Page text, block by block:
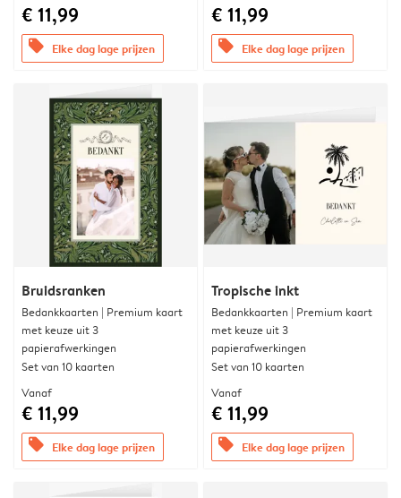
€ 11,99
offers Elke dag lage prijzen
€ 11,99
offers Elke dag lage prijzen
Bruidsranken
Bedankkaarten | Premium kaart
met keuze uit 3
papierafwerkingen
Set van 10 kaarten
Vanaf
€ 11,99
offers Elke dag lage prijzen
Tropische inkt
Bedankkaarten | Premium kaart
met keuze uit 3
papierafwerkingen
Set van 10 kaarten
Vanaf
€ 11,99
offers Elke dag lage prijzen